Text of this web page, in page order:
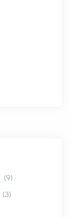
(9)
(3)